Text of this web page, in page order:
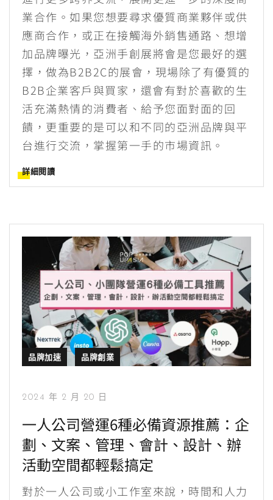
業合作。如果您想要尋求優質商業夥伴或供
應商合作，或正在接觸海外銷售通路、想增
加品牌曝光，亞洲手創展將會是您最好的選
擇，做為B2B2C的展會，現場除了有優質的
B2B企業客戶與買家，還會有對於喜歡的生
活充滿熱情的消費者、給予您面對面的回
饋，更重要的是可以和不同的亞洲品牌與平
台進行交流，掌握第一手的市場資訊。
詳細閱讀
品牌加速 品牌創業
2024 年 2 月 20 日
一人公司營運6種必備資源推薦：企
劃、文案、管理、會計、設計、辦
活動空間都輕鬆搞定
對於一人公司或小工作室來說，時間和人力